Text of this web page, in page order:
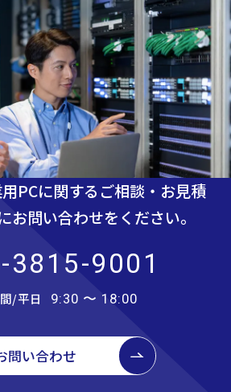
PCに関するご相談・お見積
お問い合わせをください。
3815-9001
/平日 9:30 〜 18:00
問い合わせ